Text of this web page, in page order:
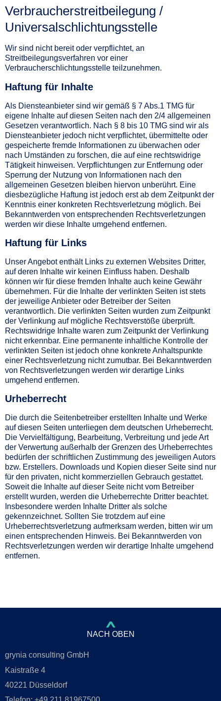
Verbraucherstreitbeilegung /
Universalschlichtungsstelle
Wir sind nicht bereit oder verpflichtet, an
Streitbeilegungsverfahren vor einer
Verbraucherschlichtungsstelle teilzunehmen.
Haftung für Inhalte
Als Diensteanbieter sind wir gemäß § 7 Abs.1 TMG für
eigene Inhalte auf diesen Seiten nach den 2/4 allgemeinen
Gesetzen verantwortlich. Nach § 8 bis 10 TMG sind wir als
Diensteanbieter jedoch nicht verpflichtet, übermittelte oder
gespeicherte fremde Informationen zu überwachen oder
nach Umständen zu forschen, die auf eine rechtswidrige
Tätigkeit hinweisen. Verpflichtungen zur Entfernung oder
Sperrung der Nutzung von Informationen nach den
allgemeinen Gesetzen bleiben hiervon unberührt. Eine
diesbezügliche Haftung ist jedoch erst ab dem Zeitpunkt der
Kenntnis einer konkreten Rechtsverletzung möglich. Bei
Bekanntwerden von entsprechenden Rechtsverletzungen
werden wir diese Inhalte umgehend entfernen.
Haftung für Links
Unser Angebot enthält Links zu externen Websites Dritter,
auf deren Inhalte wir keinen Einfluss haben. Deshalb
können wir für diese fremden Inhalte auch keine Gewähr
übernehmen. Für die Inhalte der verlinkten Seiten ist stets
der jeweilige Anbieter oder Betreiber der Seiten
verantwortlich. Die verlinkten Seiten wurden zum Zeitpunkt
der Verlinkung auf mögliche Rechtsverstöße überprüft.
Rechtswidrige Inhalte waren zum Zeitpunkt der Verlinkung
nicht erkennbar. Eine permanente inhaltliche Kontrolle der
verlinkten Seiten ist jedoch ohne konkrete Anhaltspunkte
einer Rechtsverletzung nicht zumutbar. Bei Bekanntwerden
von Rechtsverletzungen werden wir derartige Links
umgehend entfernen.
Urheberrecht
Die durch die Seitenbetreiber erstellten Inhalte und Werke
auf diesen Seiten unterliegen dem deutschen Urheberrecht.
Die Vervielfältigung, Bearbeitung, Verbreitung und jede Art
der Verwertung außerhalb der Grenzen des Urheberrechtes
bedürfen der schriftlichen Zustimmung des jeweiligen Autors
bzw. Erstellers. Downloads und Kopien dieser Seite sind nur
für den privaten, nicht kommerziellen Gebrauch gestattet.
Soweit die Inhalte auf dieser Seite nicht vom Betreiber
erstellt wurden, werden die Urheberrechte Dritter beachtet.
Insbesondere werden Inhalte Dritter als solche
gekennzeichnet. Sollten Sie trotzdem auf eine
Urheberrechtsverletzung aufmerksam werden, bitten wir um
einen entsprechenden Hinweis. Bei Bekanntwerden von
Rechtsverletzungen werden wir derartige Inhalte umgehend
entfernen.
NACH OBEN
grynia consulting GmbH
Kaistraße 4
40221 Düsseldorf